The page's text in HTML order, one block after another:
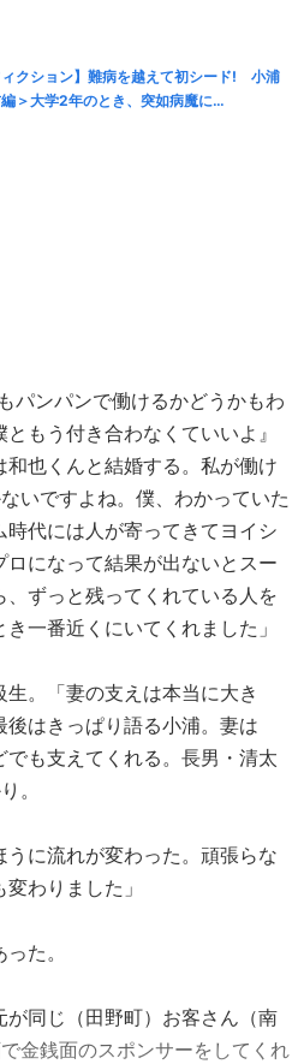
ィクション】難病を越えて初シード! 小浦
＞大学2年のとき、突如病魔に…
パンパンで働けるかどうかもわ
もう付き合わなくていいよ』
也くんと結婚する。私が働け
いですよね。僕、わかっていた
代には人が寄ってきてヨイシ
ロになって結果が出ないとスー
ずっと残ってくれている人を
一番近くにいてくれました」
。「妻の支えは本当に大き
はきっぱり語る小浦。妻は
も支えてくれる。長男・清太
。
うに流れが変わった。頑張らな
わりました」
た。
が同じ（田野町）お客さん（南
金銭面のスポンサーをしてくれ